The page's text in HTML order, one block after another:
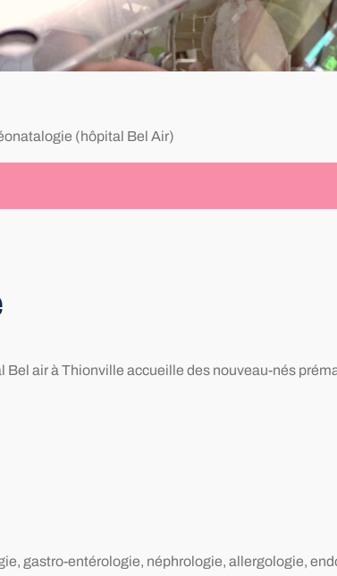
(hôpital Bel Air)
air à Thionville accueille des nouveau-nés
gastro-entérologie, néphrologie, allergologie,